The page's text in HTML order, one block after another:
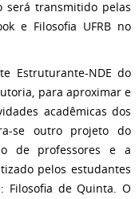
será transmitido pelas
e Filosofia UFRB no
Estruturante-NDE do
para aproximar e
acadêmicas dos
se outro projeto do
de professores e a
pelos estudantes
Filosofia de Quinta. O